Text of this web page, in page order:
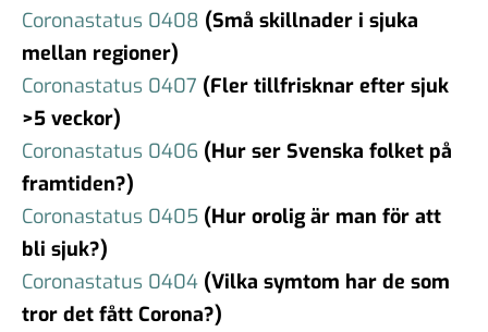
Coronastatus 0408 (Små skillnader i sjuka
mellan regioner)
Coronastatus 0407 (Fler tillfrisknar efter sjuk
>5 veckor)
Coronastatus 0406 (Hur ser Svenska folket på
framtiden?)
Coronastatus 0405 (Hur orolig är man för att
bli sjuk?)
Coronastatus 0404 (Vilka symtom har de som
tror det fått Corona?)